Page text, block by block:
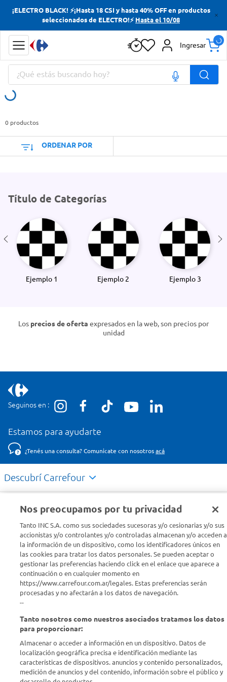
¡ELECTRO BLACK! ⚡¡Hasta 18 CSI y hasta 40% OFF en productos
seleccionados de ELECTRO!⚡ Hasta el 10/08
Ingresar
¿Qué estás buscando hoy?
0 productos
ORDENAR POR
Título de Categorías
Ejemplo 1 Ejemplo 2 Ejemplo 3
Los precios de oferta expresados en la web, son precios por
unidad
Seguinos en :
Estamos para ayudarte
¿Tenés una consulta? Comunicate con nosotros acá
Descubrí Carrefour
Conocenos
Info útil
Comprá Online
Enterate de nuestras ofertas
Dejanos tu mail para recibir todas las ofertas y promociones antes
ENVIAR
Nos preocupamos por tu privacidad
Tanto INC S.A. como sus sociedades sucesoras y/o cesionarias y/o sus
accionistas y/o controlantes y/o controladas almacenan y/o acceden a
la información de un dispositivo, como los identificadores únicos en
las cookies para tratar los datos personales. Se pueden aceptar o
gestionar las preferencias haciendo click en el enlace que aparece a
continuación o en cualquier momento en
https://www.carrefour.com.ar/legales. Estas preferencias serán
procesadas y no afectarán a los datos de navegación.
--
Tanto nosotros como nuestros asociados tratamos los datos
para proporcionar:
Almacenar o acceder a información en un dispositivo. Datos de
localización geográfica precisa e identificación mediante las
características de dispositivos. anuncios y contenido personalizados,
medición de anuncios y del contenido, información sobre el público y
Términos más buscados
Yerba
Cerveza
Papas Fritas
Términos más buscados
Yerba
Cerveza
Papas Fritas